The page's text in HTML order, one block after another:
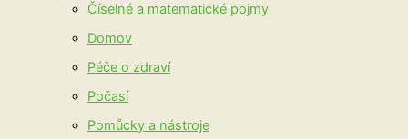
Číselné a matematické pojmy
Domov
Péče o zdraví
Počasí
Pomůcky a nástroje